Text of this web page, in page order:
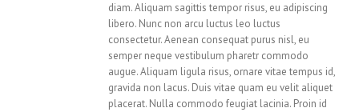
diam. Aliquam sagittis tempor risus, eu adipiscing
libero. Nunc non arcu luctus leo luctus
consectetur. Aenean consequat purus nisl, eu
semper neque vestibulum pharetr commodo
augue. Aliquam ligula risus, ornare vitae tempus id,
gravida non lacus. Duis vitae quam eu velit aliquet
placerat. Nulla commodo feugiat lacinia. Proin id